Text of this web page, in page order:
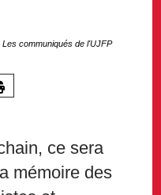
Les communiqués de l'UJFP
ce sera
mémoire des